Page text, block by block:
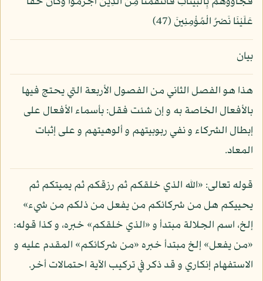
عَلَيْنَا نَصْرُ الْمُؤْمِنِينَ (47)
بيان
هذا هو الفصل الثاني من الفصول الأربعة التي يحتج فيها
بالأفعال الخاصة به و إن شئت فقل: بأسماء الأفعال على
إبطال الشركاء و نفي ربوبيتهم و ألوهيتهم و على إثبات
المعاد.
قوله تعالى: «الله الذي خلقكم ثم رزقكم ثم يميتكم ثم
يحييكم هل من شركائكم من يفعل من ذلكم من شيء»
إلخ، اسم الجلالة مبتدأ و «الذي خلقكم» خبره، و كذا قوله:
«من يفعل» إلخ مبتدأ خبره «من شركائكم» المقدم عليه و
الاستفهام إنكاري و قد ذكر في تركيب الآية احتمالات أخر.